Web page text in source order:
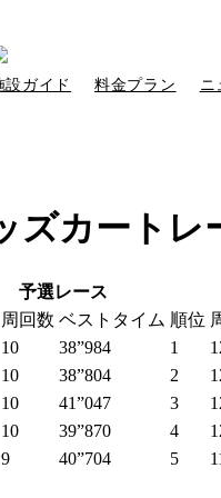
設ガイド 料金プラン ニ
ズカートレ
予選レース
周回数 ベストタイム 順位
10 38”984 1
10 38”804 2
10 41”047 3
10 39”870 4
9 40”704 5